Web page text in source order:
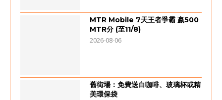
MTR Mobile 7天王者爭霸 嬴500
MTR分 (至11/8)
2026-08-06
舊街場：免費送白咖啡、玻璃杯或精
美環保袋